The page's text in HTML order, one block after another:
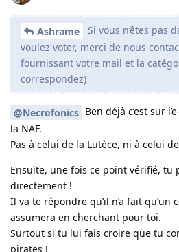
Ashrame
Si vous n’êtes pas
voulez voter, merci de nous
fournissant votre mail et la
correspondez)
@Necrofonics Ben déjà c’est sur
la NAF.
Pas à celui de la Lutèce, ni à celui
Ensuite, une fois ce point vérifié, tu
directement !
Il va te répondre qu’il n’a fait qu’un
assumera en cherchant pour toi.
Surtout si tu lui fais croire que tu
pirates !